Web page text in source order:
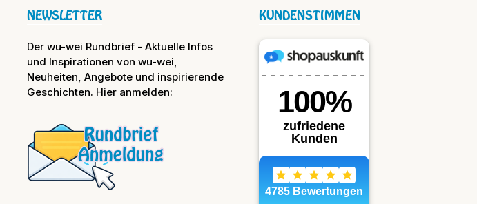
NEWSLETTER
Der wu-wei Rundbrief - Aktuelle Infos
und Inspirationen von wu-wei,
Neuheiten, Angebote und inspirierende
Geschichten. Hier anmelden:
KUNDENSTIMMEN